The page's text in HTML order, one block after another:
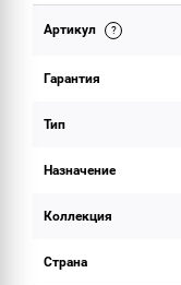
ОБЪЕМ ПОСТАВКИ
Артикул
Гарантия
Тип
Назначение
Коллекция
Страна